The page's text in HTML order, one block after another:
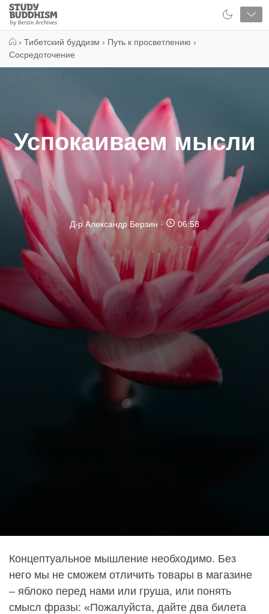
Close
Study
Buddhism
› Тибетский буддизм › Путь к просветлению ›
Сосредоточение
Успокаиваем мысли
Д-р Александр Берзин 06:58
Концептуальное мышление необходимо. Без
него мы не сможем отличить товары в магазине
– яблоко перед нами или груша, или понять
смысл фразы: «Пожалуйста, дайте два билета